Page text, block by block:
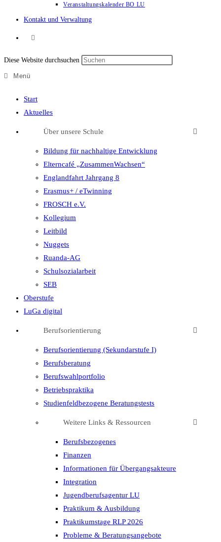
Veranstaltungskalender BO LU
Kontakt und Verwaltung
Diese Website durchsuchen
Menü
Start
Aktuelles
Über unsere Schule
Bildung für nachhaltige Entwicklung
Elterncafé „ZusammenWachsen“
Englandfahrt Jahrgang 8
Erasmus+ / eTwinning
FROSCH e.V.
Kollegium
Leitbild
Nuggets
Ruanda-AG
Schulsozialarbeit
SEB
Oberstufe
LuGa digital
Berufsorientierung
Berufsorientierung (Sekundarstufe I)
Berufsberatung
Berufswahlportfolio
Betriebspraktika
Studienfeldbezogene Beratungstests
Weitere Links & Ressourcen
Berufsbezogenes
Finanzen
Informationen für Übergangsakteure
Integration
Jugendberufsagentur LU
Praktikum & Ausbildung
Praktikumstage RLP 2026
Probleme & Beratungsangebote